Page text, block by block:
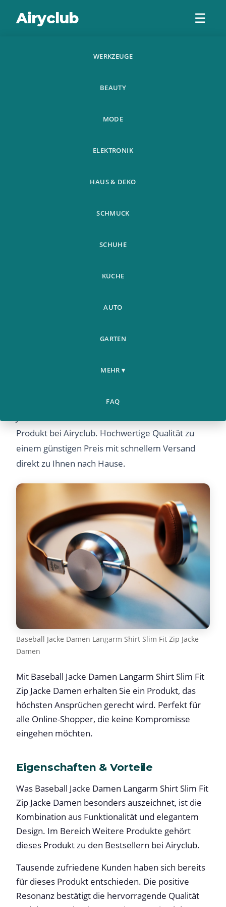
Airyclub ☰
WERKZEUGE
BEAUTY
MODE
ELEKTRONIK
HAUS & DEKO
SCHMUCK
SCHUHE
KÜCHE
AUTO
GARTEN
MEHR ▾
FAQ
Damen Langarm
Shirt Slim Fit Zip
Zip Jacke Damen
Baseball Jacke Damen Langarm Shirt Slim Fit Zip
Produkt bei Airyclub. Hochwertige Qualität zu
einem günstigen Preis mit schnellem Versand
direkt zu Ihnen nach Hause.
Baseball Jacke Damen Langarm Shirt Slim Fit Zip Jacke
Damen
Mit Baseball Jacke Damen Langarm Shirt Slim Fit
Zip Jacke Damen erhalten Sie ein Produkt, das
höchsten Ansprüchen gerecht wird. Perfekt für
alle Online-Shopper, die keine Kompromisse
eingehen möchten.
Eigenschaften & Vorteile
Was Baseball Jacke Damen Langarm Shirt Slim Fit
Zip Jacke Damen besonders auszeichnet, ist die
Kombination aus Funktionalität und elegantem
Design. Im Bereich Weitere Produkte gehört
dieses Produkt zu den Bestsellern bei Airyclub.
Tausende zufriedene Kunden haben sich bereits
für dieses Produkt entschieden. Die positive
Resonanz bestätigt die hervorragende Qualität